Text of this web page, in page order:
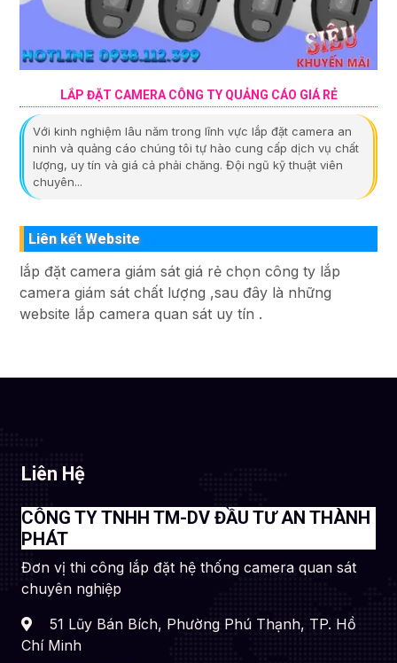
LẮP ĐẶT CAMERA CÔNG TY QUẢNG CÁO GIÁ RẺ
Với kinh nghiệm lâu năm trong lĩnh vực lắp đặt camera an
ninh và quảng cáo chúng tôi tự hào cung cấp dịch vụ chất
lượng, uy tín và giá cả phải chăng. Đội ngũ kỹ thuật viên
chuyên...
Liên kết Website
lắp đặt camera giám sát giá rẻ chọn công ty lắp
camera giám sát chất lượng ,sau đây là những
website lắp camera quan sát uy tín .
Liên Hệ
CÔNG TY TNHH TM-DV ĐẦU TƯ AN THÀNH
PHÁT
Đơn vị thi công lắp đặt hệ thống camera quan sát
chuyên nghiệp
51 Lũy Bán Bích, Phường Phú Thạnh, TP. Hồ
Chí Minh